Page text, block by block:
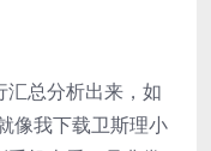
汇总分析出来，如
像我下载卫斯理小